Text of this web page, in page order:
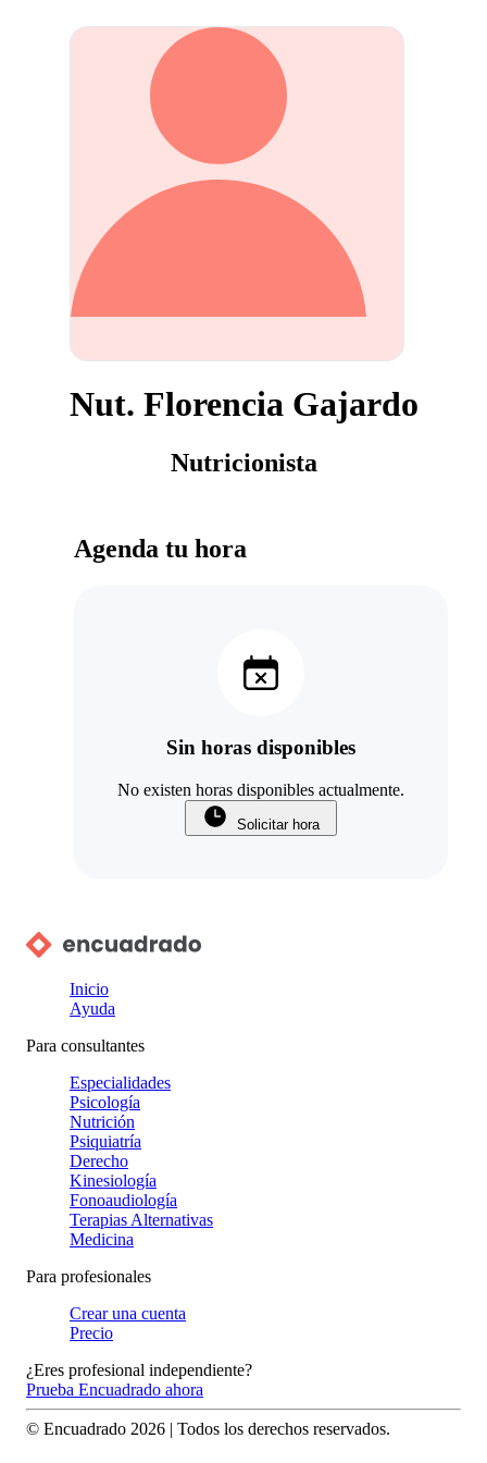
Nut. Florencia Gajardo
Nutricionista
Agenda tu hora
Sin horas disponibles
No existen horas disponibles actualmente.
Solicitar hora
Inicio
Ayuda
Para consultantes
Especialidades
Psicología
Nutrición
Psiquiatría
Derecho
Kinesiología
Fonoaudiología
Terapias Alternativas
Medicina
Para profesionales
Crear una cuenta
Precio
¿Eres profesional independiente?
Prueba Encuadrado ahora
© Encuadrado 2026 | Todos los derechos reservados.